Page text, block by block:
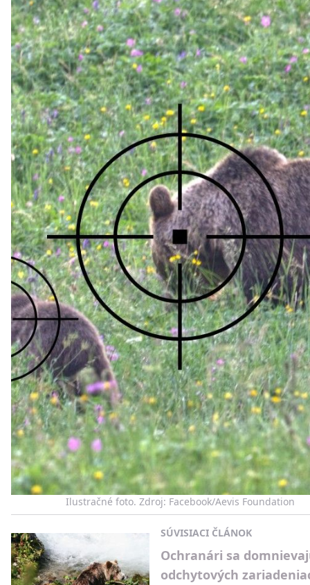
Ilustračné foto. Zdroj: Facebook/Aevis Foundation
SÚVISIACI ČLÁNOK
Ochranári sa
odchytových